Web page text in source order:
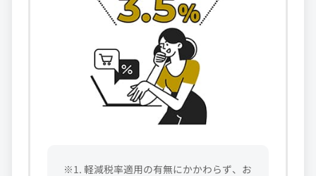
※1. 軽減税率適用の有無にかかわらず、お